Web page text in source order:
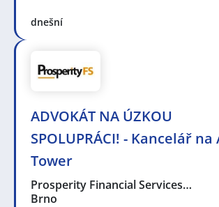
dnešní
ADVOKÁT NA ÚZKOU
SPOLUPRÁCI! - Kancelář na
Tower
Prosperity Financial Services…
Brno